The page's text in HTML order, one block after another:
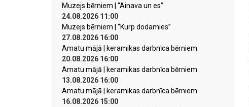
Muzejs bērniem | “Ainava un es”
24.08.2026 11:00
Muzejs bērniem | “Kurp dodamies”
27.08.2026 16:00
Amatu mājā | keramikas darbnīca bērniem
20.08.2026 16:00
Amatu mājā | keramikas darbnīca bērniem
13.08.2026 16:00
Amatu mājā | keramikas darbnīca bērniem
16.08.2026 15:00